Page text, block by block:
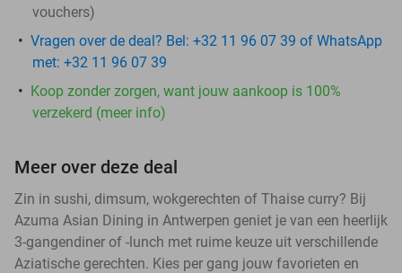
vouchers)
Vragen over de deal? Bel: +32 11 96 07 39 of WhatsApp
met: +32 11 96 07 39
Koop zonder zorgen, want jouw aankoop is 100%
verzekerd (meer info)
Meer over deze deal
Zin in sushi, dimsum, wokgerechten of Thaise curry? Bij
Azuma Asian Dining in Antwerpen geniet je van een heerlijk
3-gangendiner of -lunch met ruime keuze uit verschillende
Aziatische gerechten. Kies per gang jouw favorieten en